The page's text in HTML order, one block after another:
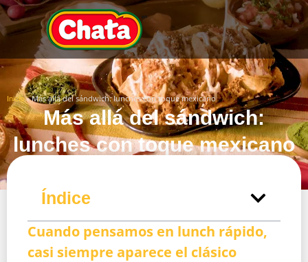
Inicio»Más allá del sándwich: lunches con toque mexicano
Más allá del sándwich:
lunches con toque mexicano
Índice
Cuando pensamos en lunch rápido,
casi siempre aparece el clásico